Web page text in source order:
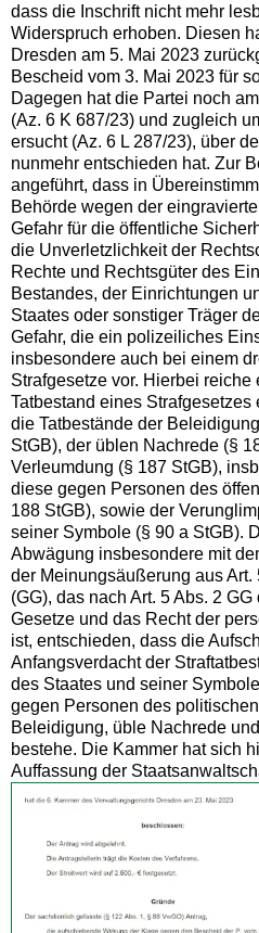
dass die Inschrift nicht mehr
Widerspruch erhoben. Diesen
Dresden am 5. Mai 2023
Bescheid vom 3. Mai 2023 für
Dagegen hat die Partei noch
(Az. 6 K 687/23) und zugleich
ersucht (Az. 6 L 287/23), über
nunmehr entschieden hat. Zur
angeführt, dass in
Behörde wegen der
Gefahr für die öffentliche
die Unverletzlichkeit der
Rechte und Rechtsgüter des
Bestandes, der Einrichtungen
Staates oder sonstiger Träger
Gefahr, die ein polizeiliches
insbesondere auch bei einem
Strafgesetze vor. Hierbei
Tatbestand eines
die Tatbestände der
StGB), der üblen Nachrede (§
Verleumdung (§ 187 StGB),
diese gegen Personen des
188 StGB), sowie der
seiner Symbole (§ 90 a StGB).
Abwägung insbesondere mit
der Meinungsäußerung aus Art.
(GG), das nach Art. 5 Abs. 2
Gesetze und das Recht der
ist, entschieden, dass die
Anfangsverdacht der
des Staates und seiner
gegen Personen des
Beleidigung, üble Nachrede
bestehe. Die Kammer hat sich
Auffassung der